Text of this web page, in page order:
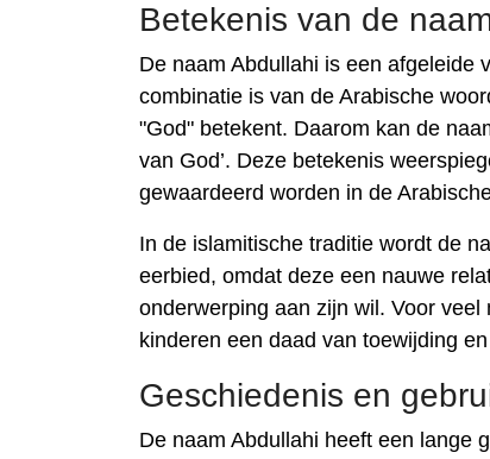
Betekenis van de
De naam Abdullahi is een afgeleide
combinatie is van de Arabische
"God" betekent. Daarom kan de
van God’. Deze betekenis
gewaardeerd worden in de
In de islamitische traditie wordt de
eerbied, omdat deze een nauwe
onderwerping aan zijn wil. Voor
kinderen een daad van toewijding
Geschiedenis en
De naam Abdullahi heeft een lange